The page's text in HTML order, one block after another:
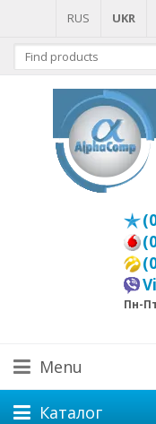
RUS UKR
Пн-
Menu
Каталог